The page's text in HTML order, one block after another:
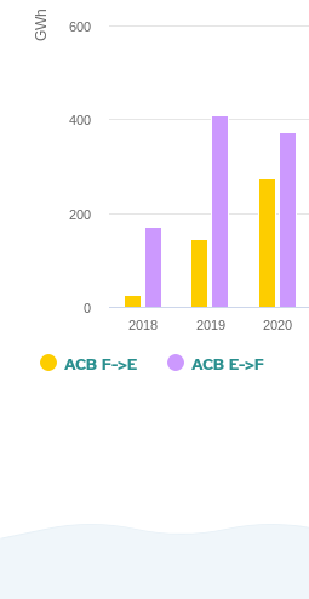
GWh
ACB F->E ACB E->F
2018 2019 2020
0
200
400
600